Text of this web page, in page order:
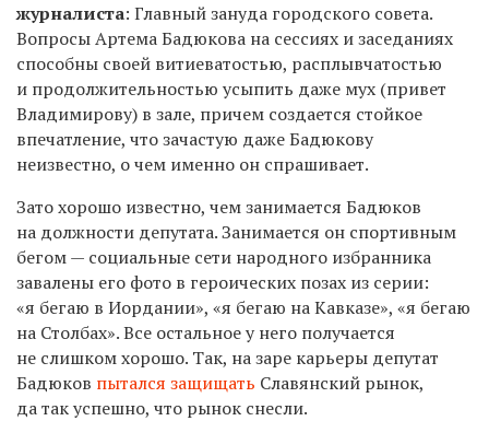
журналиста: Главный зануда городского совета.
Вопросы Артема Бадюкова на сессиях и заседаниях
способны своей витиеватостью, расплывчатостью
и продолжительностью усыпить даже мух (привет
Владимирову) в зале, причем создается стойкое
впечатление, что зачастую даже Бадюкову
неизвестно, о чем именно он спрашивает.
Зато хорошо известно, чем занимается Бадюков
на должности депутата. Занимается он спортивным
бегом — социальные сети народного избранника
завалены его фото в героических позах из серии:
«я бегаю в Иордании», «я бегаю на Кавказе», «я бегаю
на Столбах». Все остальное у него получается
не слишком хорошо. Так, на заре карьеры депутат
Бадюков пытался защищать Славянский рынок,
да так успешно, что рынок снесли.